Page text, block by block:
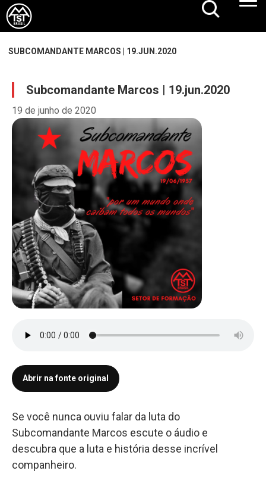
SUBCOMANDANTE MARCOS | 19.JUN.2020
Subcomandante Marcos | 19.jun.2020
19 de junho de 2020
Abrir na fonte original
Se você nunca ouviu falar da luta do
Subcomandante Marcos escute o áudio e
descubra que a luta e história desse incrível
companheiro.